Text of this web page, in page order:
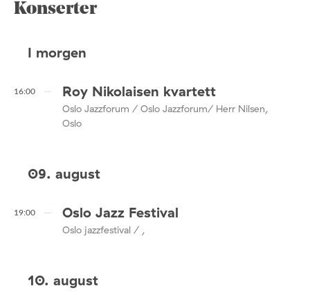
Konserter
I morgen
16:00 Roy Nikolaisen kvartett
Oslo Jazzforum / Oslo Jazzforum/ Herr Nilsen,
Oslo
09. august
19:00 Oslo Jazz Festival
Oslo jazzfestival / ,
10. august